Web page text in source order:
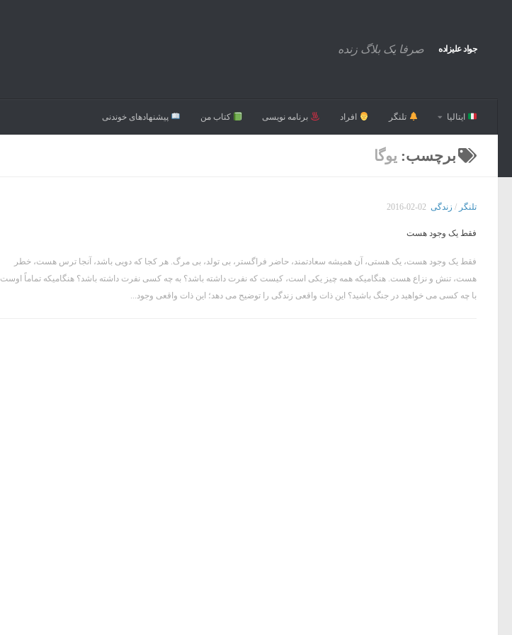
جواد علیزاده صرفا یک بلاگ زنده
ایتالیا تلنگر افراد برنامه نویسی کتاب من پیشنهاد‌های خوندنی
برچسب: یوگا
تلنگر / زندگی 2016-02-02
فقط یک وجود هست
فقط یک وجود هست، یک هستی، آن همیشه سعادتمند، حاضر فراگستر، بی تولد، بی مرگ. هر کجا که دویی باشد، آنجا ترس هست، خطر
هست، تنش و نزاع هست. هنگامیکه همه چیز یکی است، کیست که نفرت داشته باشد؟ به چه کسی نفرت داشته باشد؟ هنگامیکه تماماً اوست
با چه کسی می خواهید در جنگ باشید؟ این ذات واقعی زندگی را توضیح می دهد؛ این ذات واقعی وجود...